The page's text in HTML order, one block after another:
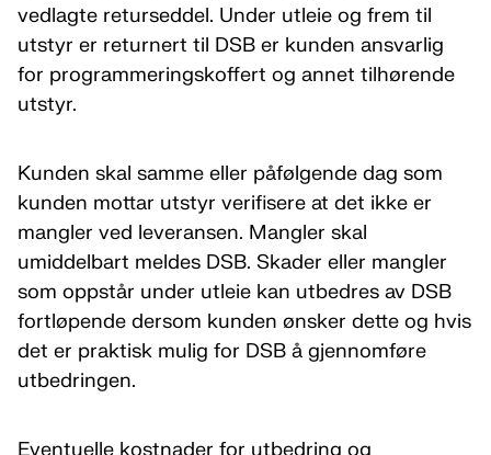
vedlagte returseddel. Under utleie og frem til
utstyr er returnert til DSB er kunden ansvarlig
for programmeringskoffert og annet tilhørende
utstyr.
Kunden skal samme eller påfølgende dag som
kunden mottar utstyr verifisere at det ikke er
mangler ved leveransen. Mangler skal
umiddelbart meldes DSB. Skader eller mangler
som oppstår under utleie kan utbedres av DSB
fortløpende dersom kunden ønsker dette og hvis
det er praktisk mulig for DSB å gjennomføre
utbedringen.